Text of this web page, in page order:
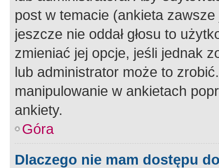
post w temacie (ankieta
jeszcze nie oddał głosu to
zmieniać jej opcje, jeśli jednak
lub administrator może to
manipulowanie w ankietach
ankiety.
Góra
Dlaczego nie mam dostępu